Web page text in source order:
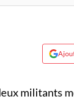
militants